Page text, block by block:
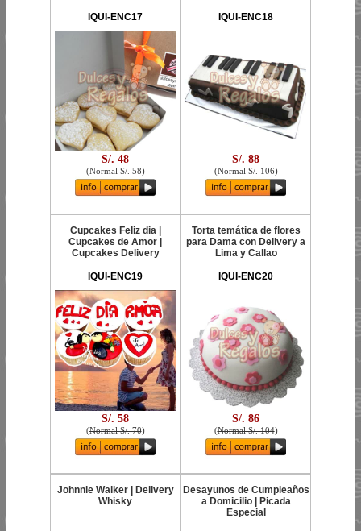
IQUI-ENC17
S/. 48
(Normal S/. 58)
IQUI-ENC18
S/. 88
(Normal S/. 106)
Cupcakes Feliz dia |
Cupcakes de Amor |
Cupcakes Delivery
IQUI-ENC19
S/. 58
(Normal S/. 70)
Torta temática de flores
para Dama con Delivery a
Lima y Callao
IQUI-ENC20
S/. 86
(Normal S/. 104)
Johnnie Walker | Delivery
Whisky
Desayunos de Cumpleaños
a Domicilio | Picada
Especial